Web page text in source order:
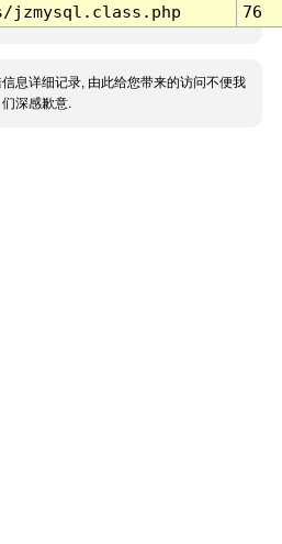
jzmysql.class.php 76
息详细记录, 由此给您带来的访问不便我
们深感歉意.